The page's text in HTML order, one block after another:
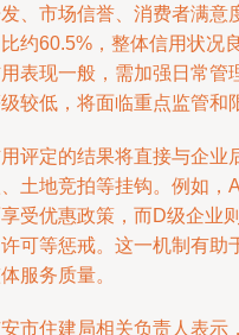
、市场信誉、消费者满意
约60.5%，整体信用状况
表现一般，需加强日常管
较低，将面临重点监管和
评定的结果将直接与企业
土地竞拍等挂钩。例如，
受优惠政策，而D级企业
可等惩戒。这一机制有助
服务质量。
市住建局相关负责人表示